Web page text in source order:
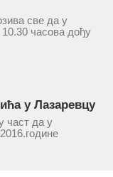
све да у
часова дођу
Вука Караџића
у Лазаревцу
част да у